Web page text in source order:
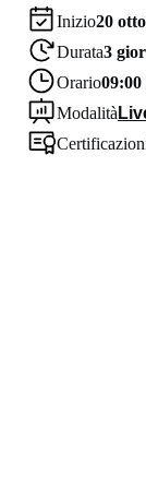
Inizio20
Durata3
Orario
Modalità